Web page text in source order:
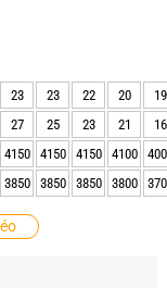
23 23 22 20
19
27 25 23 21
16
4150 4150 4150 4100
3850 3850 3850 3800